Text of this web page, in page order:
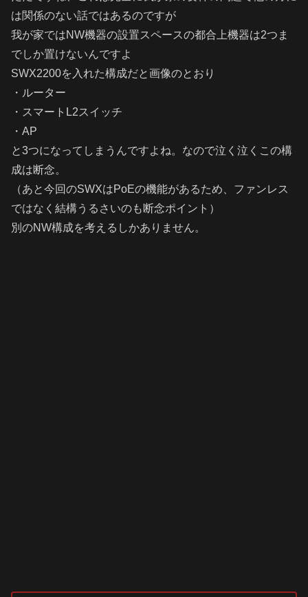
は関係のない話ではあるのですが
我が家ではNW機器の設置スペースの都合上機器は2つま
でしか置けないんですよ
SWX2200を入れた構成だと画像のとおり
・ルーター
・スマートL2スイッチ
・AP
と3つになってしまうんですよね。なので泣く泣くこの構
成は断念。
（あと今回のSWXはPoEの機能があるため、ファンレス
ではなく結構うるさいのも断念ポイント）
別のNW構成を考えるしかありません。